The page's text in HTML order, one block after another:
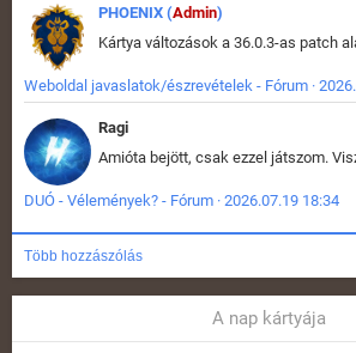
PHOENIX (Admin)
Weboldal javaslatok/észrevételek - Fórum ·
Ragi
DUÓ - Vélemények? - Fórum · 2026.07.19 18:34
Több hozzászólás
A nap kártyája